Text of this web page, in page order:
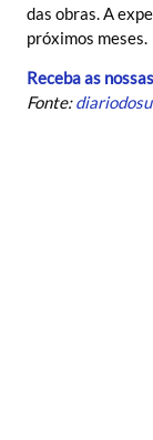
das obras. A
próximos meses.
Receba as
Fonte: